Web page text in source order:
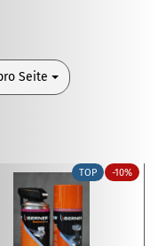
Seite
TOP -10%